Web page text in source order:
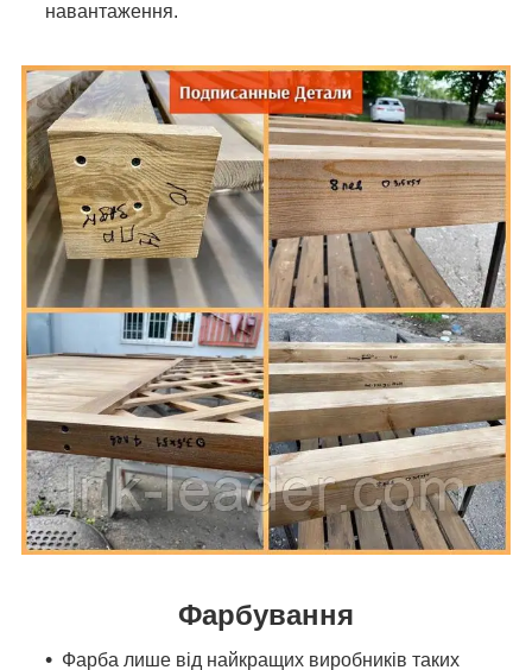
навантаження.
Фарбування
Фарба лише від найкращих виробників таких